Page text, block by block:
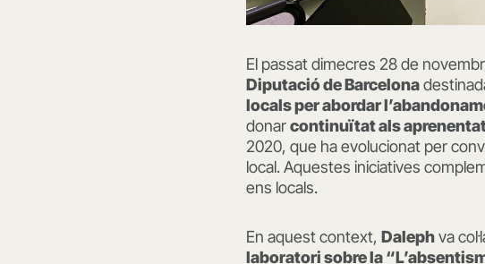
El passat dimecres 28 de
Diputació de Barcelona
locals per abordar
donarcontinuïtat als
2020, que ha evolucionat per
local. Aquestes iniciatives
ens locals.
En aquest context, Dalephva
laboratori sobre la